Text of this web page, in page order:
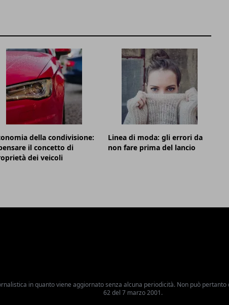
della condivisione:
il concetto di
dei veicoli
Linea di moda: gli errori da
non fare prima del lancio
in quanto viene aggiornato senza alcuna periodicità. Non può
62 del 7 marzo 2001.